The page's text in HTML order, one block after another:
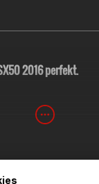
2016 perfekt.
SMT 50/Derbi
qualitaet. Aber